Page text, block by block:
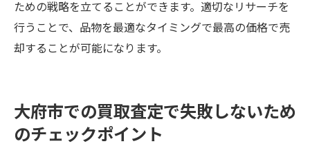
ための戦略を立てることができます。適切なリサーチを
行うことで、品物を最適なタイミングで最高の価格で売
却することが可能になります。
大府市での買取査定で失敗しないため
のチェックポイント